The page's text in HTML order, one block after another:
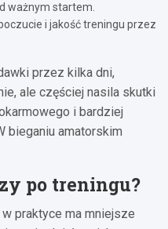
ważnym startem.
i jakość treningu przez
przez kilka dni,
ale częściej nasila skutki
i bardziej
bieganiu amatorskim
po treningu?
praktyce ma mniejsze